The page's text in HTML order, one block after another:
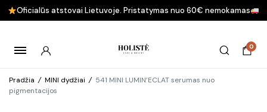
Oficialūs atstovai Lietuvoje. Pristatymas nuo 60€ nemokamas
0
Pradžia / MINI dydžiai / 541 MINI LUMIN’ECLAT serumas nuo
pigmentacijos